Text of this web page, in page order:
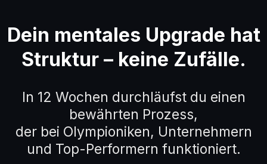
Dein mentales Upgrade hat
Struktur – keine Zufälle.
In 12 Wochen durchläufst du einen
bewährten Prozess,
der bei Olympioniken, Unternehmern
und Top-Performern funktioniert.